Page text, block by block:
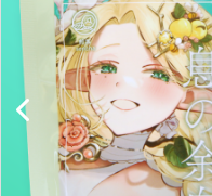
食品から探す
ティーグッズから探す
特集アイテムから探す